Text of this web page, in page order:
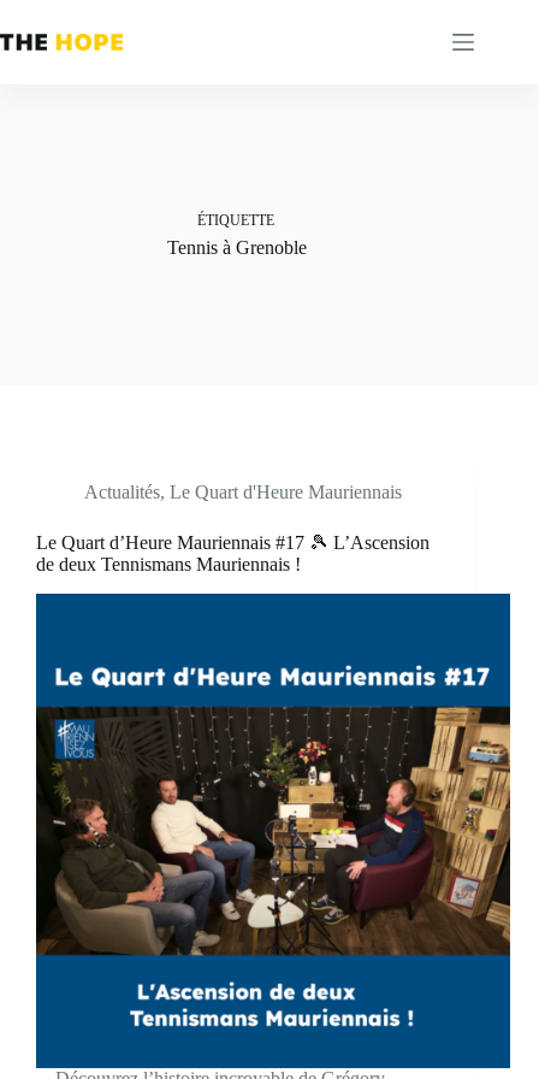
au
contenu
ÉTIQUETTE
Tennis à Grenoble
Actualités, Le Quart d'Heure Mauriennais
Le Quart d’Heure Mauriennais #17 🎾 L’Ascension
de deux Tennismans Mauriennais !